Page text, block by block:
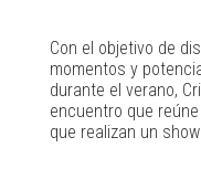
Con el objetivo de
momentos y
durante el verano,
encuentro que
que realizan un